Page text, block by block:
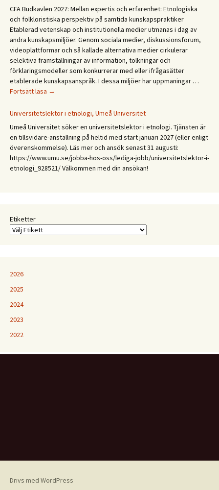
CFA Budkavlen 2027: Mellan expertis och erfarenhet: Etnologiska
och folkloristiska perspektiv på samtida kunskapspraktiker
Etablerad vetenskap och institutionella medier utmanas i dag av
andra kunskapsmiljöer. Genom sociala medier, diskussionsforum,
videoplattformar och så kallade alternativa medier cirkulerar
selektiva framställningar av information, tolkningar och
förklaringsmodeller som konkurrerar med eller ifrågasätter
etablerade kunskapsanspråk. I dessa miljöer har uppmaningar …
Fortsätt läsa CFA
2027.
expertis
och
erfarenhet:
Etnologiska
och
kunskapspraktiker
→
Universitetslektor i etnologi, Umeå Universitet
Umeå Universitet söker en universitetslektor i etnologi. Tjänsten är
en tillsvidare-anställning på heltid med start januari 2027 (eller enligt
överenskommelse). Läs mer och ansök senast 31 augusti:
https://www.umu.se/jobba-hos-oss/lediga-jobb/universitetslektor-i-
etnologi_928521/ Välkommen med din ansökan!
Etiketter
2026
2025
2024
2023
2022
Drivs med WordPress